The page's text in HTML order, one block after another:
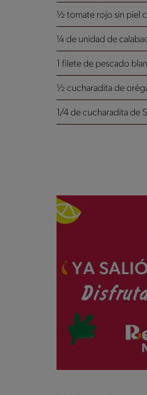
½ tomate rojo sin piel
¼ de unidad de
1 filete de pescado
½ cucharadita de
1/4 de cucharadita de